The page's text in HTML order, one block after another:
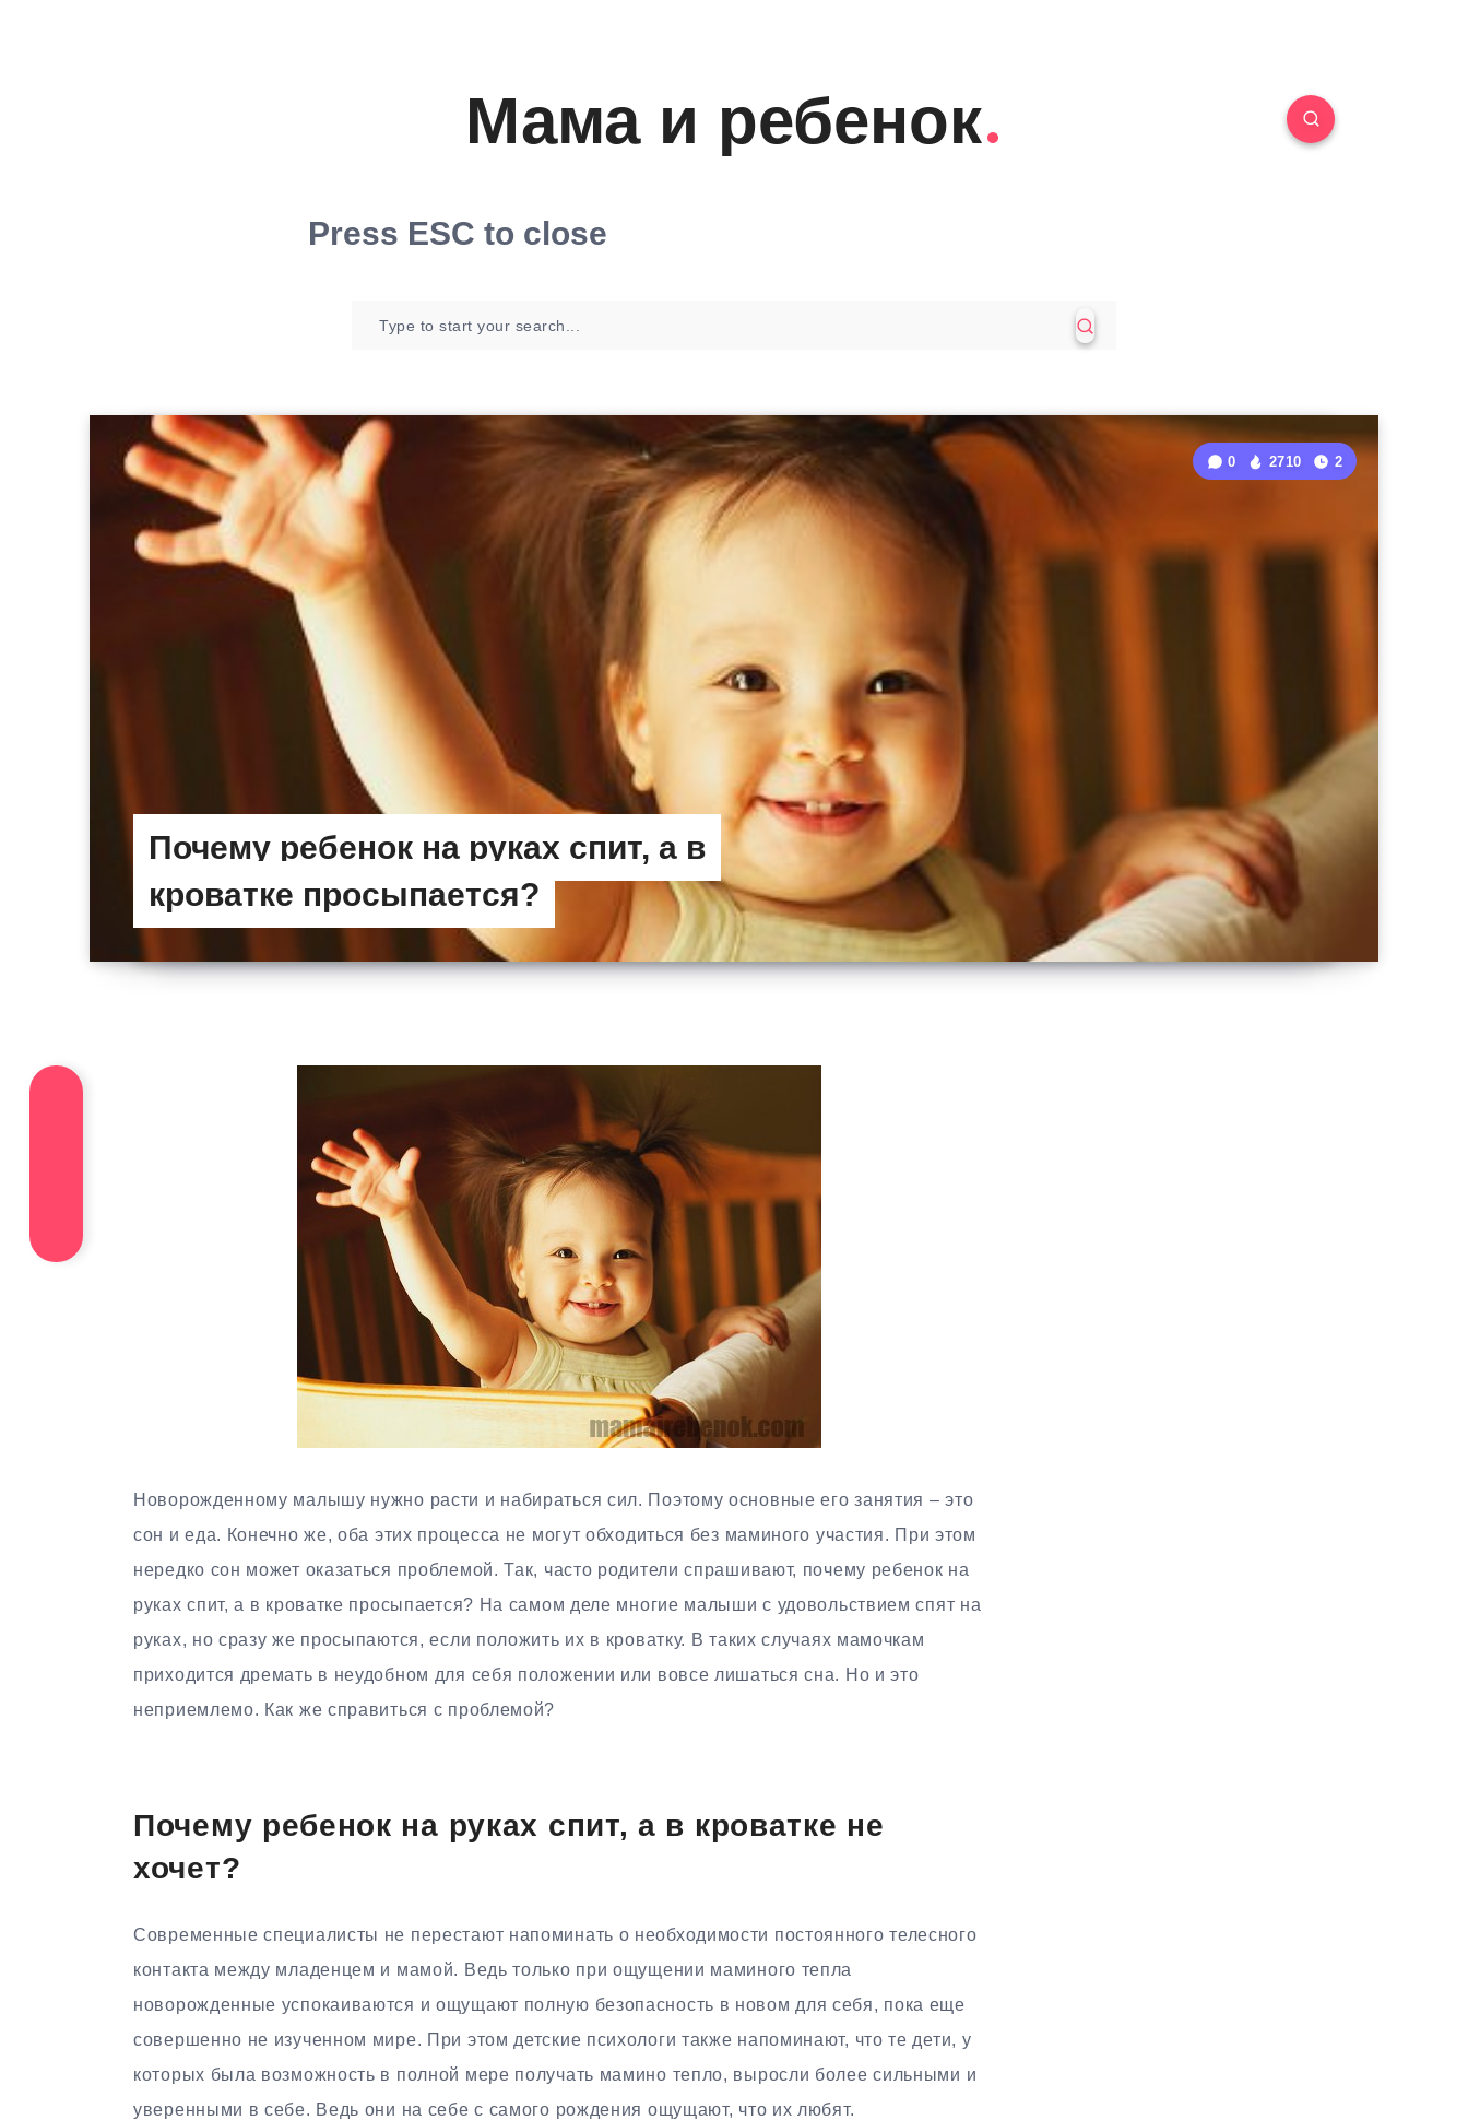
Мама и ребенок
Press ESC to close
Почему ребенок на руках спит, а в
кроватке просыпается?
0 2710 2
Новорожденному малышу нужно расти и набираться сил. Поэтому основные его занятия – это
сон и еда. Конечно же, оба этих процесса не могут обходиться без маминого участия. При этом
нередко сон может оказаться проблемой. Так, часто родители спрашивают, почему ребенок на
руках спит, а в кроватке просыпается? На самом деле многие малыши с удовольствием спят на
руках, но сразу же просыпаются, если положить их в кроватку. В таких случаях мамочкам
приходится дремать в неудобном для себя положении или вовсе лишаться сна. Но и это
неприемлемо. Как же справиться с проблемой?
Почему ребенок на руках спит, а в кроватке не
хочет?
Современные специалисты не перестают напоминать о необходимости постоянного телесного
контакта между младенцем и мамой. Ведь только при ощущении маминого тепла
новорожденные успокаиваются и ощущают полную безопасность в новом для себя, пока еще
совершенно не изученном мире. При этом детские психологи также напоминают, что те дети, у
которых была возможность в полной мере получать мамино тепло, выросли более сильными и
уверенными в себе. Ведь они на себе с самого рождения ощущают, что их любят.